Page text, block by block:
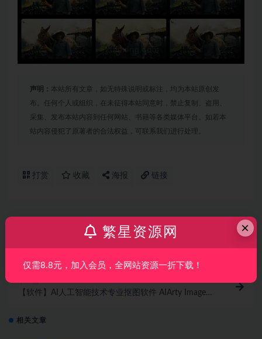
声明： 本站所有文章，如无特殊说明或标注，均为本站原创发
布。任何个人或组织，在未征得本站同意时，禁止复制、盗用、
采集、发布本站内容到任何网站、书籍等各类媒体平台。如若本
站内容侵犯了原著者的合法权益，可联系我们进行处理。
打赏 收藏 海报 链接
上一篇
下一篇
【软件】AI人工智能技术专业抠图软件 AIArty Image
相关文章
×
繁星资源网
仅需8.8元，加入会员，全网站资源一折下载！